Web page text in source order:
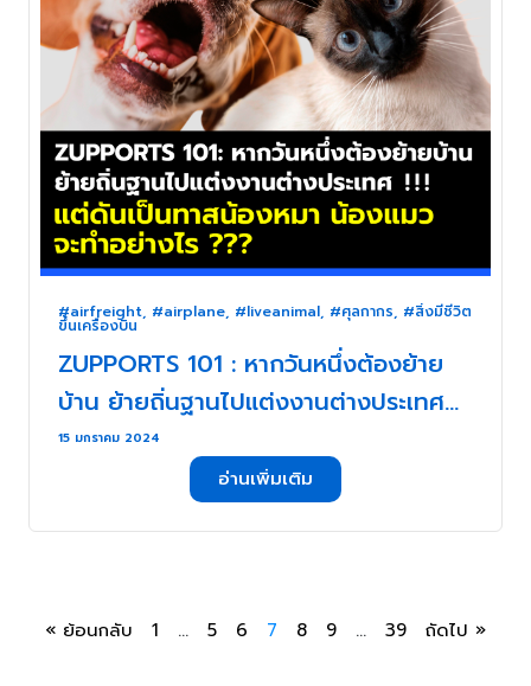
#airfreight, #airplane, #liveanimal, #ศุลกากร, #สิ่งมีชีวิต
ขึ้นเครื่องบิน
ZUPPORTS 101 : หากวันหนึ่งต้องย้าย
บ้าน ย้ายถิ่นฐานไปแต่งงานต่างประเทศ
แต่ดันเป็นทาส น้องหมา น้องแมว จะทำ
อย่างไร ??? . . .
15 มกราคม 2024
อ่านเพิ่มเติม
« ย้อนกลับ 1 … 5 6 7 8 9 … 39 ถัดไป »